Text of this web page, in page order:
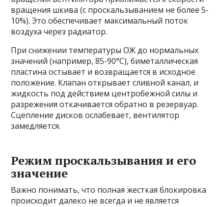
вращения шкива (с проскальзыванием не более 5-
10%). Это обеспечивает максимальный поток
воздуха через радиатор.
При снижении температуры ОЖ до нормальных
значений (например, 85-90°C), биметаллическая
пластина остывает и возвращается в исходное
положение. Клапан открывает сливной канал, и
жидкость под действием центробежной силы и
разрежения откачивается обратно в резервуар.
Сцепление дисков ослабевает, вентилятор
замедляется.
Режим проскальзывания и его
значение
Важно понимать, что полная жесткая блокировка
происходит далеко не всегда и не является